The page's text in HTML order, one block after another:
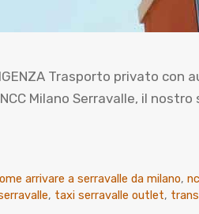
ESIGENZA Trasporto privato
Milano Serravalle, il
arrivare a serravalle da milano,
, taxi serravalle outlet,